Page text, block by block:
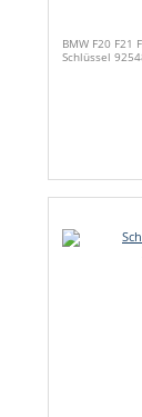
BMW F20 F21
Schlüssel